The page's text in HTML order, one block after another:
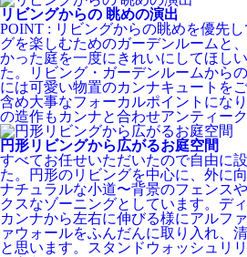
リビングからの 眺めの演出
POINT : リビングからの眺めを優先
グを楽しむためのガーデンルームと
かった庭を一度にきれいにしてほし
た。リビング・ガーデンルームから
には可愛い物置のカンナキュートを
含め大事なフォーカルポイントにな
の造作もカンナと合わせアンティー
円形リビングから広がるお庭空間
すべてお任せいただいたので自由に
た。円形のリビングを中心に、外に
ナチュラルな小道〜背景のフェンス
クスなゾーニングとしています。デ
カンナから左右に伸びる様にアルフ
ァウォールをふんだんに取り入れ、
と思います。スタンドウォッシュリ